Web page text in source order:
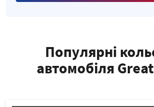
Популярні
автомобіля